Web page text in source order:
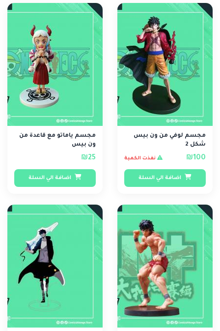
مجسم لوفي من ون بيس
شكل 2
₪100 نفذت الكمية
اضافة الي السلة
مجسم ياماتو مع قاعدة من
ون بيس
₪25
اضافة الي السلة